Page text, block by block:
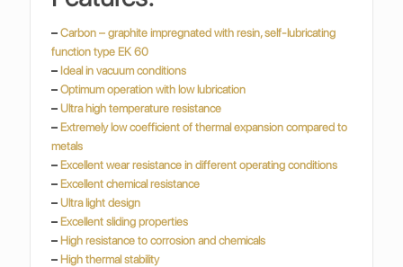
– Carbon – graphite impregnated with resin, self-lubricating
function type EK 60
– Ideal in vacuum conditions
–Optimum operation with low lubrication
– Ultra high temperature resistance
– Extremely low coefficient of thermal expansion compared to
metals
– Excellent wear resistance in different operating conditions
– Excellent chemical resistance
– Ultra light design
– Excellent sliding properties
– High resistance to corrosion and chemicals
– High thermal stability